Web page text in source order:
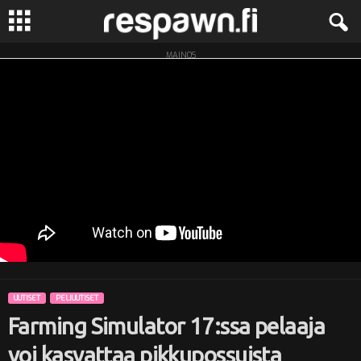
R
w
MAINOS
UUTISET PELIUUTISET
Farming Simulator 17:ssa pelaaja
voi kasvattaa pikkupossuista